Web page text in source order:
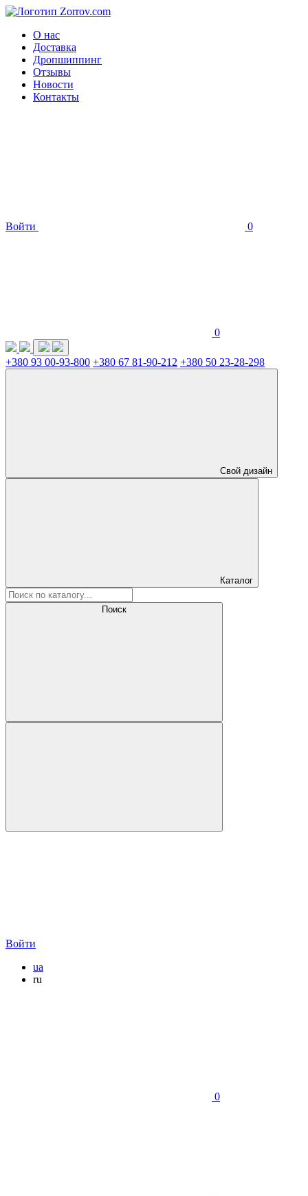
О нас
Доставка
Дропшиппинг
Отзывы
Новости
Контакты
Войти 0
0
+380 93 00-93-800 +380 67 81-90-212 +380 50 23-28-298
Свой дизайн
Каталог
Поиск
Войти
ua
ru
0